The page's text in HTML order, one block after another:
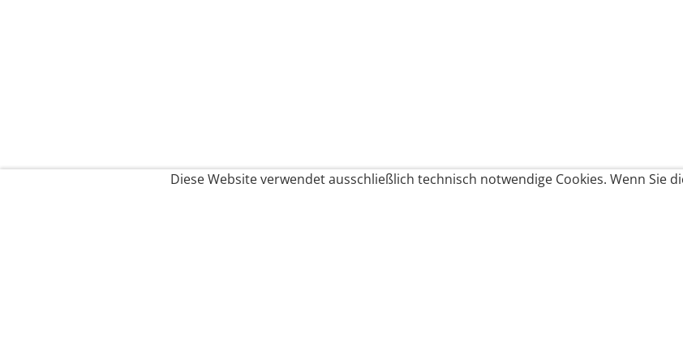
Diese Website verwendet ausschließlich technisch notwendige Cookies. Wenn Sie